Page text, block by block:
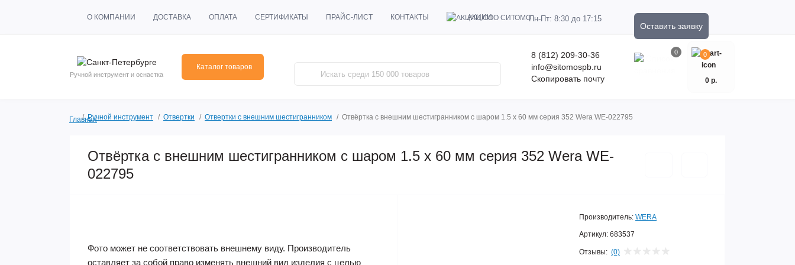
О КОМПАНИИ ДОСТАВКА ОПЛАТА СЕРТИФИКАТЫ ПРАЙС-ЛИСТ КОНТАКТЫ АКЦИИ Пн-Пт: 8:30 до 17:15
Оставить заявку
Ручной инструмент и оснастка
Каталог товаров
8 (812) 209-30-36
info@sitomospb.ru
Скопировать почту
0 0
0 р.
ГлавнаяРучной инструмент Отвертки Отвертки с внешним шестигранником Отвёртка с внешним шестигранником с шаром 1.5 x 60 мм серия 352 Wera WE-022795
Отвёртка с внешним шестигранником с шаром 1.5 x 60 мм серия 352 Wera WE-
022795
Фото может не соответствовать внешнему виду. Производитель
оставляет за собой право изменять внешний вид изделия с целью
Производитель: WERA
Артикул: 683537
Отзывы: (0)